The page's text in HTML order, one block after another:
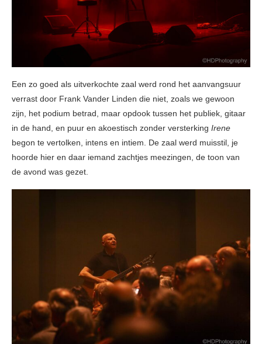
Een zo goed als uitverkochte zaal werd rond het aanvangsuur
verrast door Frank Vander Linden die niet, zoals we gewoon
zijn, het podium betrad, maar opdook tussen het publiek, gitaar
in de hand, en puur en akoestisch zonder versterking Irene
begon te vertolken, intens en intiem. De zaal werd muisstil, je
hoorde hier en daar iemand zachtjes meezingen, de toon van
de avond was gezet.